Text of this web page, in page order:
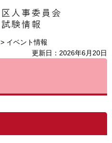
> イベント情報
更新日：2026年6月20日